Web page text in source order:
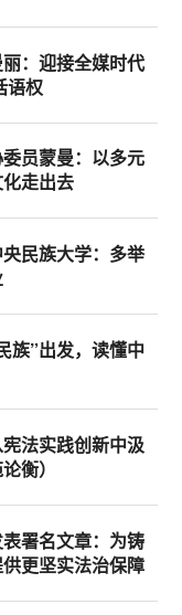
丽：迎接全媒时代
语权
员蒙曼：以多元
走出去
民族大学：多举
族”出发，读懂中
法实践创新中汲
衡）
署名文章：为铸
更坚实法治保障